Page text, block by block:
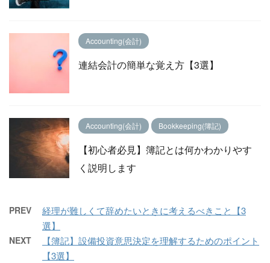
Accounting(会計)
連結会計の簡単な覚え方【3選】
Accounting(会計) Bookkeeping(簿記)
【初心者必見】簿記とは何かわかりやす
く説明します
PREV
経理が難しくて辞めたいときに考えるべきこと【3
選】
NEXT
【簿記】設備投資意思決定を理解するためのポイント
【3選】